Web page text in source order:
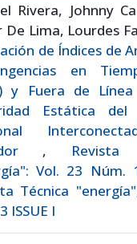
Rivera, Johnny
De Lima, Lourdes
de Índices de
en
y Fuera de
Estática del
,
Revista
Vol. 23 Núm.
Técnica
ISSUE I